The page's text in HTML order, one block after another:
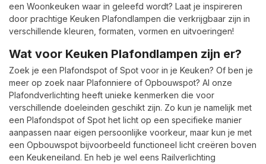
een Woonkeuken waar in geleefd wordt? Laat je inspireren
door prachtige Keuken Plafondlampen die verkrijgbaar zijn in
verschillende kleuren, formaten, vormen en uitvoeringen!
Wat voor Keuken Plafondlampen zijn er?
Zoek je een Plafondspot of Spot voor in je Keuken? Of ben je
meer op zoek naar Plafonniere of Opbouwspot? Al onze
Plafondverlichting heeft unieke kenmerken die voor
verschillende doeleinden geschikt zijn. Zo kun je namelijk met
een Plafondspot of Spot het licht op een specifieke manier
aanpassen naar eigen persoonlijke voorkeur, maar kun je met
een Opbouwspot bijvoorbeeld functioneel licht creëren boven
een Keukeneiland. En heb je wel eens Railverlichting